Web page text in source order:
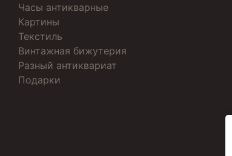
Часы антикварные
Картины
Текстиль
Винтажная бижутерия
Разный антиквариат
Подарки